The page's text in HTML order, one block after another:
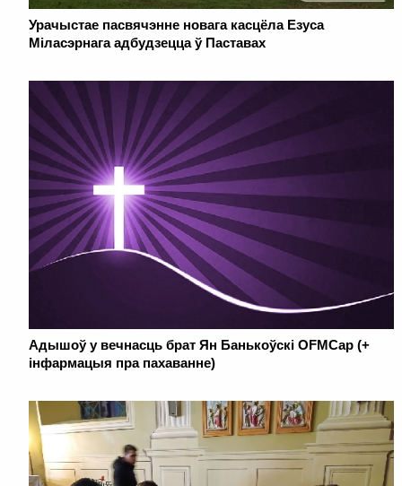
Урачыстае пасвячэнне новага касцёла Езуса
Міласэрнага адбудзецца ў Паставах
Адышоў у вечнасць брат Ян Банькоўскі OFMCap (+
інфармацыя пра пахаванне)